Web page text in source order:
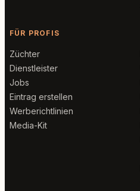
FÜR PROFIS
Züchter
Dienstleister
Jobs
Eintrag erstellen
Werberichtlinien
Media-Kit